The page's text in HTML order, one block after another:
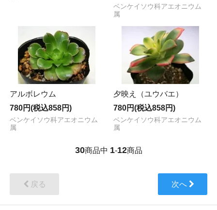
ベンケイソウ科アエオニウム
属
アルボレウム
780円(税込858円)
ベンケイソウ科アエオニウム
属
夕映え（ユウバエ）
780円(税込858円)
ベンケイソウ科アエオニウム
属
30商品中 1-12商品
戻る 次へ